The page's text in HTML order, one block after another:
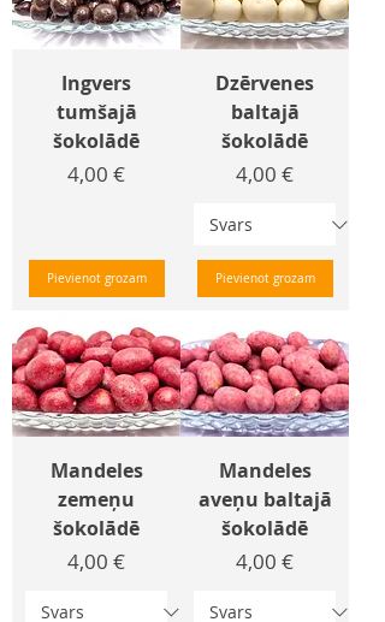
Ingvers
tumšajā
šokolādē
Cena
4,00 €
Pievienot grozam
Dzērvenes
baltajā
šokolādē
Cena
4,00 €
Pievienot grozam
Mandeles
zemeņu
šokolādē
Cena
4,00 €
Mandeles
aveņu baltajā
šokolādē
Cena
4,00 €